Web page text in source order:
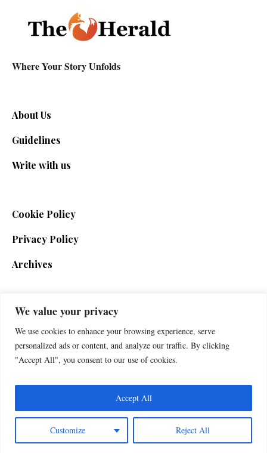
We value your privacy
We use cookies to enhance your browsing experience, serve
personalized ads or content, and analyze our traffic. By clicking
"Accept All", you consent to our use of cookies.
Customize Reject All
Accept All
Where Your Story Unfolds
About Us
Guidelines
Write with us
Cookie Policy
Privacy Policy
Archives
SIGN UP FOR THE NEWSLETTER